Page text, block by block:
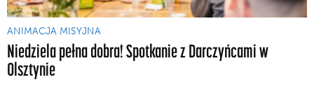
ANIMACJA MISYJNA
Niedziela pełna dobra! Spotkanie z Darczyńcami w
Olsztynie